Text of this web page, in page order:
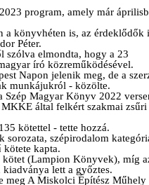
program, amely már
a könyvhéten is, az érdeklődők
Péter.
szólva elmondta, hogy a 23
író közreműködésével.
Napon jelenik meg, de a
munkájukról - közölte.
Szép Magyar Könyv 2022
által felkért szakmai zsűri
kötettel - tette hozzá.
szépirodalom
kapta.
(Lampion Könyvek), míg
lett a győztes.
meg A Miskolci Építész Műhely